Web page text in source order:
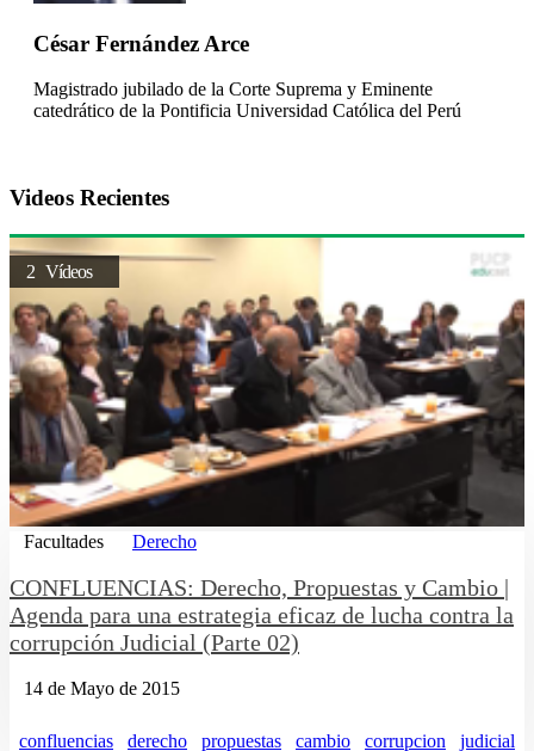
César Fernández Arce
Magistrado jubilado de la Corte Suprema y Eminente
catedrático de la Pontificia Universidad Católica del Perú
Videos Recientes
2 Vídeos
Facultades Derecho
CONFLUENCIAS: Derecho, Propuestas y Cambio |
Agenda para una estrategia eficaz de lucha contra la
corrupción Judicial (Parte 02)
14 de Mayo de 2015
confluencias derecho propuestas cambio corrupcion judicial